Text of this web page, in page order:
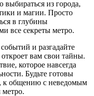
из города,
и магии. Просто
в глубины
все секреты метро.
и разгадайте
вам свои тайны.
которое навсегда
Будьте готовы
к общению с неведомым
метро.